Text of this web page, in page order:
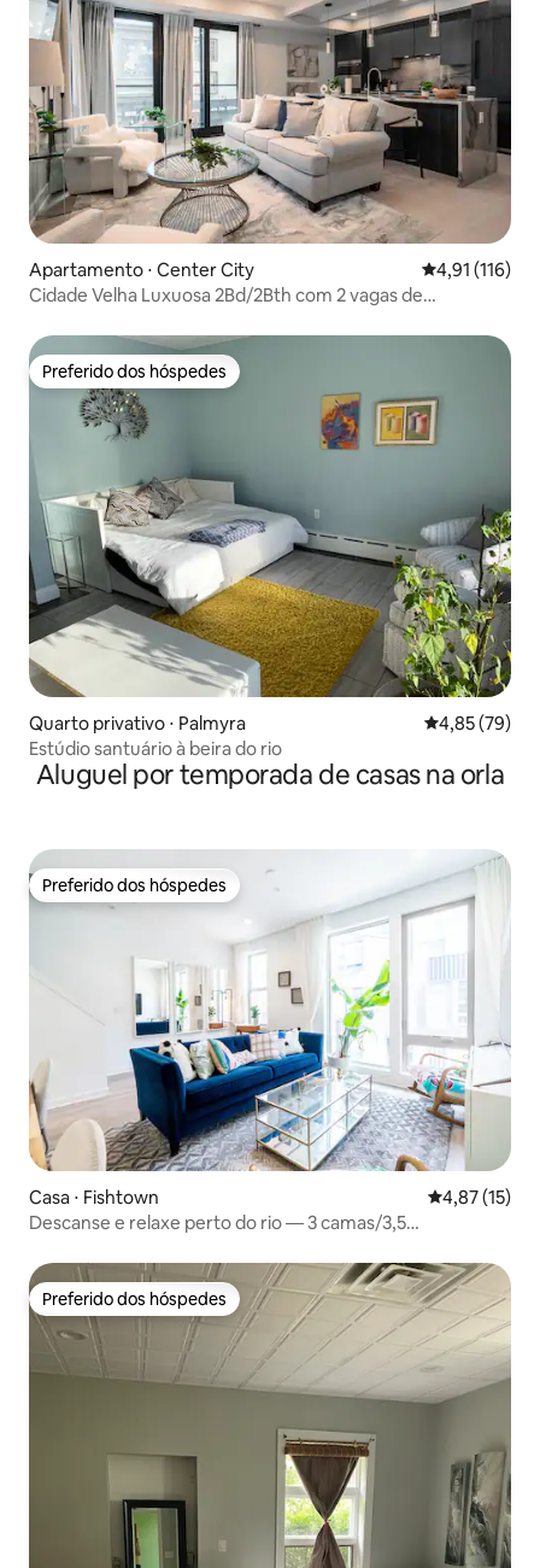
Apartamento ⋅ Center City 4,91 de uma
4,91 (116)
Cidade Velha Luxuosa 2Bd/2Bth com 2 vagas de
Preferido dos hóspedes
Preferido dos hóspedes
Quarto privativo ⋅ Palmyra 4,85 de uma
4,85 (79)
Estúdio santuário à beira do rio
Aluguel por temporada de casas na orla
Preferido dos hóspedes
Preferido dos hóspedes
Casa ⋅ Fishtown 4,87 de uma
4,87 (15)
Descanse e relaxe perto do rio — 3 camas/3,5
Preferido dos hóspedes
Preferido dos hóspedes